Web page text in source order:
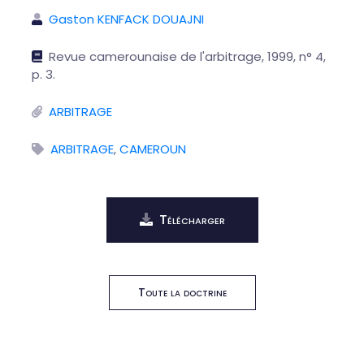
Gaston KENFACK DOUAJNI
Revue camerounaise de l'arbitrage, 1999, n° 4,
p. 3.
ARBITRAGE
ARBITRAGE,CAMEROUN
Télécharger
Toute la doctrine